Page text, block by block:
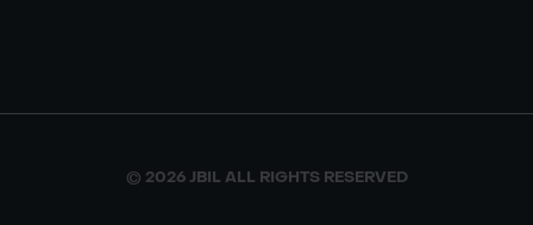
© 2026 JBIL ALL RIGHTS RESERVED